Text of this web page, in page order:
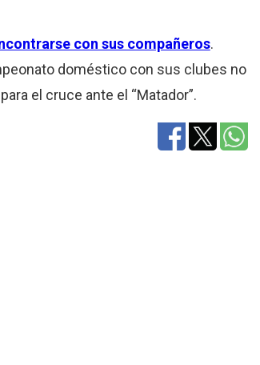
con sus compañeros.
doméstico con sus clubes no
el cruce ante el “Matador”.